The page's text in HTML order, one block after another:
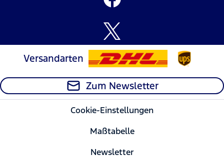
Versandarten
Zum Newsletter
Cookie-Einstellungen
Maßtabelle
Newsletter